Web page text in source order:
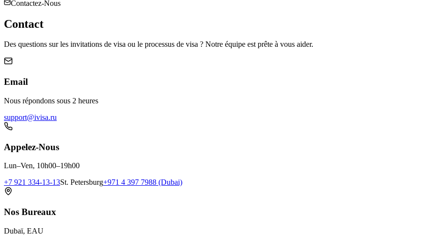
Contactez-Nous
Contact
Des questions sur les invitations de visa ou le processus de visa ? Notre équipe est prête à vous aider.
Email
Nous répondons sous 2 heures
support@ivisa.ru
Appelez-Nous
Lun–Ven, 10h00–19h00
+7 921 334-13-13St. Petersburg+971 4 397 7988 (Dubai)
Nos Bureaux
Dubaï, EAU